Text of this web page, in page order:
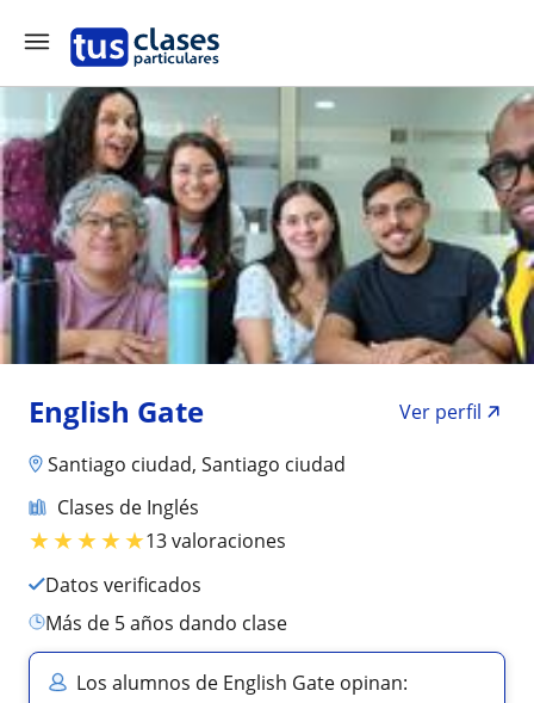
English Gate
Ver perfil
Santiago ciudad, Santiago ciudad
Clases de Inglés
★★★★★13 valoraciones
Datos verificados
más de 5 años dando clase
Los alumnos de English Gate opinan: